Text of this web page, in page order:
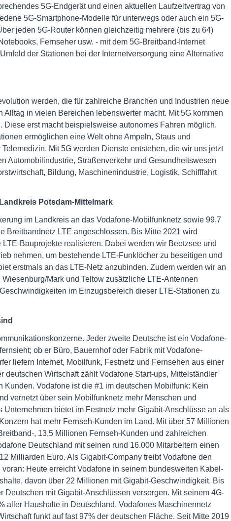
5G-Endgerät und einen aktuellen Laufzeitvertrag von
5G-Smartphone-Modelle für unterwegs oder auch ein 5G-
jeden 5G-Router können gleichzeitig mehrere (bis zu 64)
Fernseher usw. - mit dem 5G-Breitband-Internet
der Stationen bei der Internetversorgung eine Alternative
werden, die für zahlreiche Branchen und Industrien neue
Alltag in vielen Bereichen lebenswerter macht. Mit 5G kommen
Diese erst macht beispielsweise autonomes Fahren möglich.
ermöglichen eine Welt ohne Ampeln, Staus und
Mit 5G werden Dienste entstehen, die wir uns jetzt
Automobilindustrie, Straßenverkehr und Gesundheitswesen
Bildung, Maschinenindustrie, Logistik, Schifffahrt
Landkreis Potsdam-Mittelmark
im Landkreis an das Vodafone-Mobilfunknetz sowie 99,7
Breitbandnetz LTE angeschlossen. Bis Mitte 2021 wird
Bauprojekte realisieren. Dabei werden wir Beetzsee und
nehmen, um bestehende LTE-Funklöcher zu beseitigen und
erstmals an das LTE-Netz anzubinden. Zudem werden wir an
Mark und Teltow zusätzliche LTE-Antennen
im Einzugsbereich dieser LTE-Stationen zu
Jeder zweite Deutsche ist ein Vodafone-
ob er Büro, Bauernhof oder Fabrik mit Vodafone-
liefern Internet, Mobilfunk, Festnetz und Fernsehen aus einer
deutschen Wirtschaft zählt Vodafone Start-ups, Mittelständler
Vodafone ist die #1 im deutschen Mobilfunk: Kein
vernetzt über sein Mobilfunknetz mehr Menschen und
Unternehmen bietet im Festnetz mehr Gigabit-Anschlüsse an als
hat mehr Fernseh-Kunden im Land. Mit über 57 Millionen
, 13,5 Millionen Fernseh-Kunden und zahlreichen
Deutschland mit seinen rund 16.000 Mitarbeitern einen
Milliarden Euro. Als Gigabit-Company treibt Vodafone den
Heute erreicht Vodafone in seinem bundesweiten Kabel-
davon über 22 Millionen mit Gigabit-Geschwindigkeit. Bis
Deutschen mit Gigabit-Anschlüssen versorgen. Mit seinem 4G-
aller Haushalte in Deutschland. Vodafones Maschinennetz
funkt auf fast 97% der deutschen Fläche. Seit Mitte 2019